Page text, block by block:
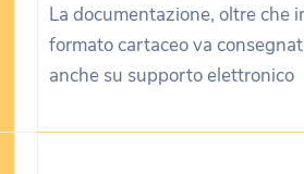
La documentazione, oltre che
formato cartaceo va
anche su supporto elettronico